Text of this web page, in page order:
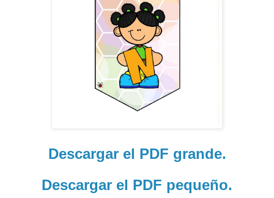
Descargar el PDF grande.
Descargar el PDF pequeño.